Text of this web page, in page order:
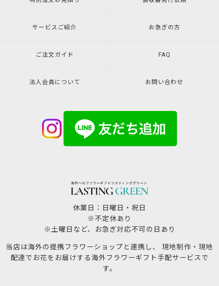
サービスご紹介 お急ぎの方
ご注文ガイド FAQ
法人会員について お問い合わせ
休業日：日曜日・祝日
※不定休あり
※土曜日など、お急ぎ対応不可の日あり
当店は海外の提携フラワーショップと連携し、 現地制作・現地
配達でお花をお届けする海外フラワーギフト手配サービスで
す。